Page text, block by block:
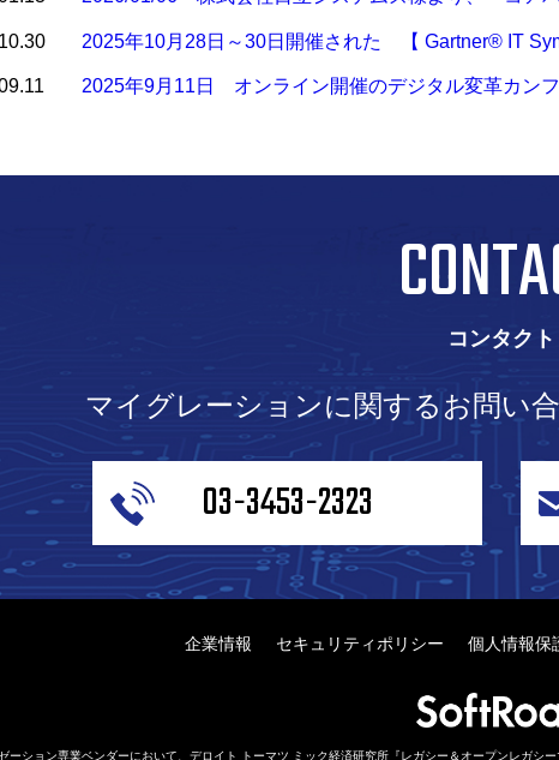
2025年10月28日～30日開催された 【 Gartner® IT
2025年9月11日 オンライン開催のデジタル変革カンフ
コンタクト
マイグレーションに関するお問い
03-3453-2323
企業情報 セキュリティポリシー 個人情報保
ション専業ベンダーにおいて、デロイト トーマツ ミック経済研究所『レガシー＆オープンレガ